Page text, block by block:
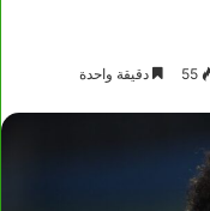
55 دقيقة واحدة